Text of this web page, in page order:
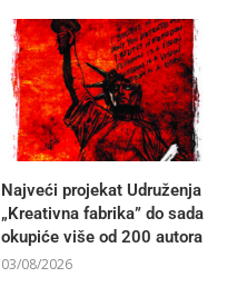
Najveći projekat Udruženja
„Kreativna fabrika” do sada
okupiće više od 200 autora
03/08/2026